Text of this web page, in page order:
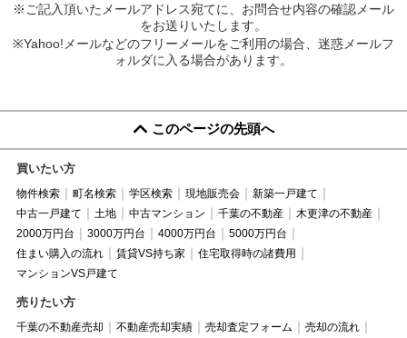
※ご記入頂いたメールアドレス宛てに、お問合せ内容の確認メール
をお送りいたします。
※Yahoo!メールなどのフリーメールをご利用の場合、迷惑メールフ
ォルダに入る場合があります。
このページの先頭へ
買いたい方
物件検索 町名検索 学区検索 現地販売会
新築一戸建て
中古一戸建て
土地 中古マンション 千葉の不動産
木更津の不動産
2000万円台
3000万円台 4000万円台
5000万円台
住まい購入の流れ
賃貸VS持ち家
住宅取得時の諸費用
マンションVS戸建て
売りたい方
千葉の不動産売却 不動産売却実績 売却査定フォーム
売却の流れ